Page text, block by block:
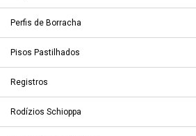
Perfis de Borracha
Pisos Pastilhados
Registros
Rodízios Schioppa